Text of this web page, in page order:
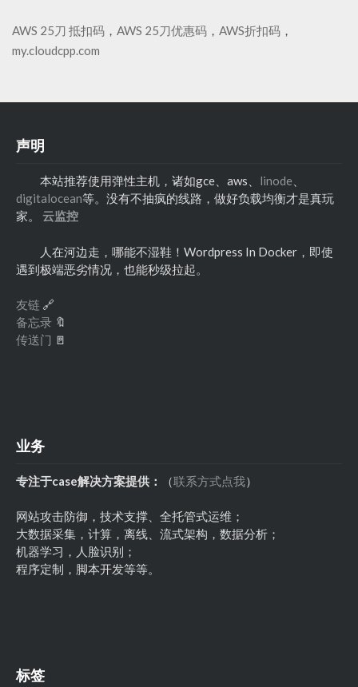
AWS 25刀 抵扣码 AWS 25刀优惠码 AWS折扣码
my.cloudcpp.com
声明
本站推荐使用弹性主机，诸如gce、aws、 linode
digitalocean等。没有不抽疯的线路，做好负载均衡才是真玩
家。 云监控
人在河边走，哪能不湿鞋！Wordpress In Docker，即使
遇到极端恶劣情况，也能秒级拉起。
友链 🔗
备忘录 🔖
传送门 🚪
业务
专注于case解决方案提供： （联系方式点我）
网站攻击防御，技术支撑、全托管式运维；
大数据采集，计算，离线、流式架构，数据分析；
机器学习，人脸识别；
程序定制，脚本开发等等。
标签